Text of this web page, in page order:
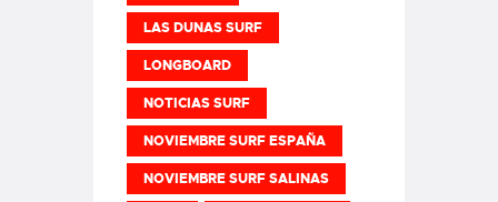
LAS DUNAS SURF
LONGBOARD
NOTICIAS SURF
NOVIEMBRE SURF ESPAÑA
NOVIEMBRE SURF SALINAS